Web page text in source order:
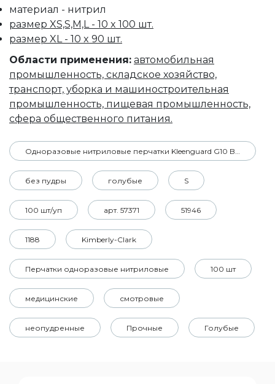
материал - нитрил
размер XS,S,M,L - 10 x 100 шт.
размер XL - 10 x 90 шт.
Области применения: автомобильная
промышленность, складское хозяйство,
транспорт, уборка и машиностроительная
промышленность, пищевая промышленность,
сфера общественного питания.
Одноразовые нитриловые перчатки Kleenguard G10 Blue Nitrile
без пудры голубые S
100 шт/уп арт. 57371 51946
1188 Kimberly-Clark
Перчатки одноразовые нитриловые 100 шт
медицинские смотровые
неопудренные Прочные Голубые